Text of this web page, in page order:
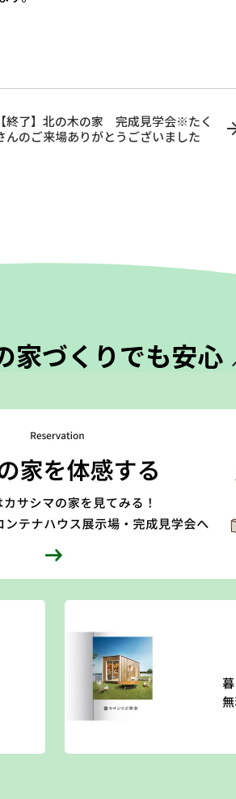
【終了】北の木の家 完成見学会※たく
んのご来場ありがとうございました
家づくりでも安心